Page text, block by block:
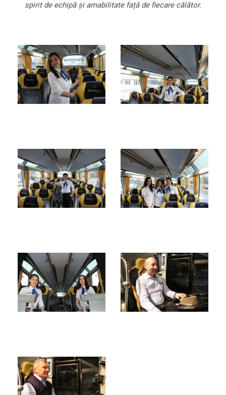
spirit de echipă și amabilitate față de fiecare călător.